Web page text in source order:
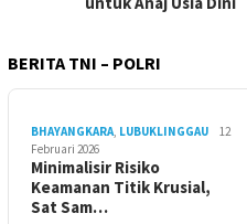
BERITA TNI – POLRI
BHAYANGKARA, LUBUKLINGGAU
12
Februari 2026
Minimalisir Risiko
Keamanan Titik Krusial,
Sat Sam…